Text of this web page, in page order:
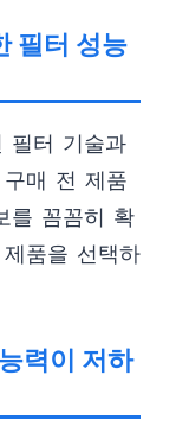
필터 성능
필터 기술과
매 전 제품
를 꼼꼼히 확
품을 선택하
력이 저하